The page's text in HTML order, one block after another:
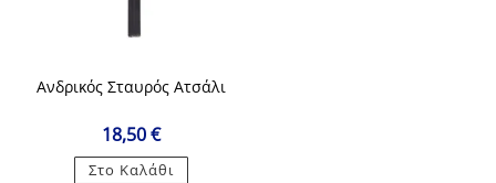
Ανδρικός Σταυρός Ατσάλι
18,50€
Στο Καλάθι